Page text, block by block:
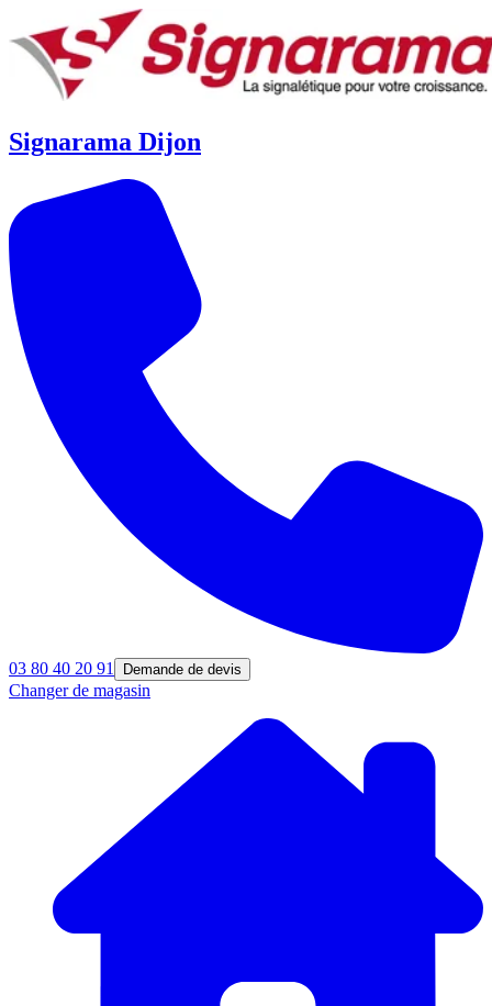
Signarama Dijon
03 80 40 20 91 Demande de devis
Changer de magasin